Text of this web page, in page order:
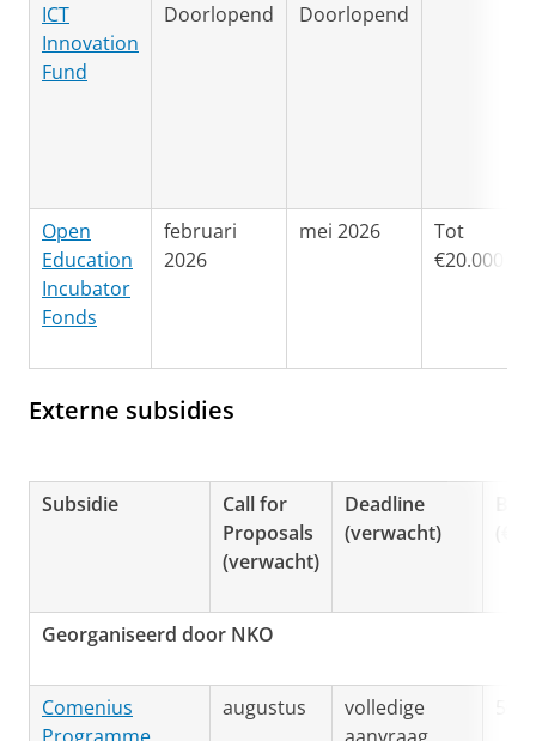
ICT
Innovation
Fund
Doorlopend Doorlopend
Open
Education
Incubator
Fonds
februari
2026
mei 2026
Tot
€20.000
Externe subsidies
Subsidie
Call for
Proposals
(verwacht)
Deadline
(verwacht)
Georganiseerd door NKO
Comenius
augustus
volledige